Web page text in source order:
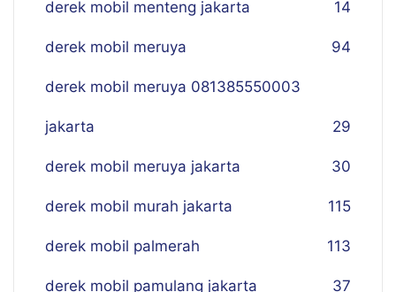
derek mobil menteng jakarta 14
derek mobil meruya 94
derek mobil meruya 081385550003
jakarta 29
derek mobil meruya jakarta 30
derek mobil murah jakarta 115
derek mobil palmerah 113
derek mobil pamulang jakarta 37